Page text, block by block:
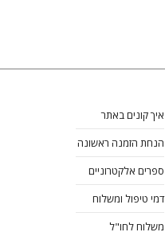
איך קונים באתר
הנחת הזמנה ראשונה
ספרים אלקטרוניים
דמי טיפול ומשלוח
משלוח לחו"ל